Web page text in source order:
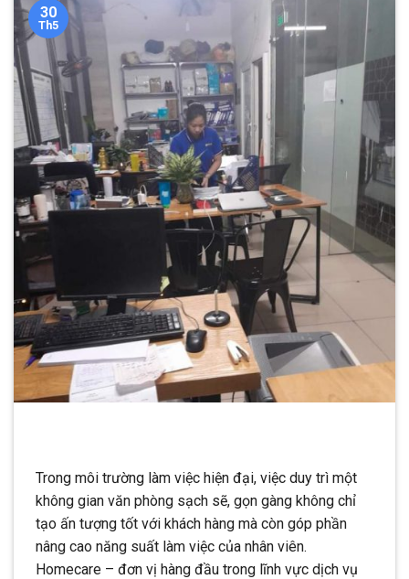
30
Th5
Trong môi trường làm việc hiện đại, việc duy trì một
không gian văn phòng sạch sẽ, gọn gàng không chỉ
tạo ấn tượng tốt với khách hàng mà còn góp phần
nâng cao năng suất làm việc của nhân viên.
Homecare – đơn vị hàng đầu trong lĩnh vực dịch vụ